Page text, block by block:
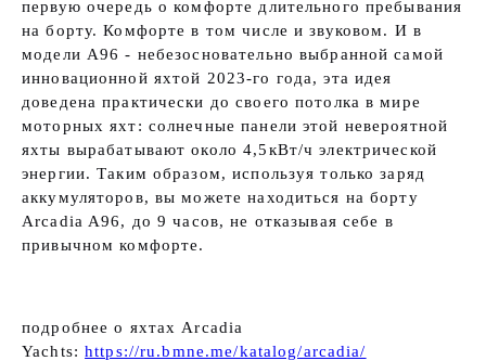
первую очередь о комфорте длительного пребывания
на борту. Комфорте в том числе и звуковом. И в
модели A96 - небезосновательно выбранной самой
инновационной яхтой 2023-го года, эта идея
доведена практически до своего потолка в мире
моторных яхт: солнечные панели этой невероятной
яхты вырабатывают около 4,5кВт/ч электрической
энергии. Таким образом, используя только заряд
аккумуляторов, вы можете находиться на борту
Arcadia A96, до 9 часов, не отказывая себе в
привычном комфорте.
подробнее о яхтах Arcadia
Yachts:https://ru.bmne.me/katalog/arcadia/